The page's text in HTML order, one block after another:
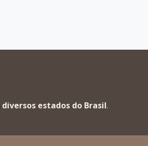
diversos estados do Brasil.